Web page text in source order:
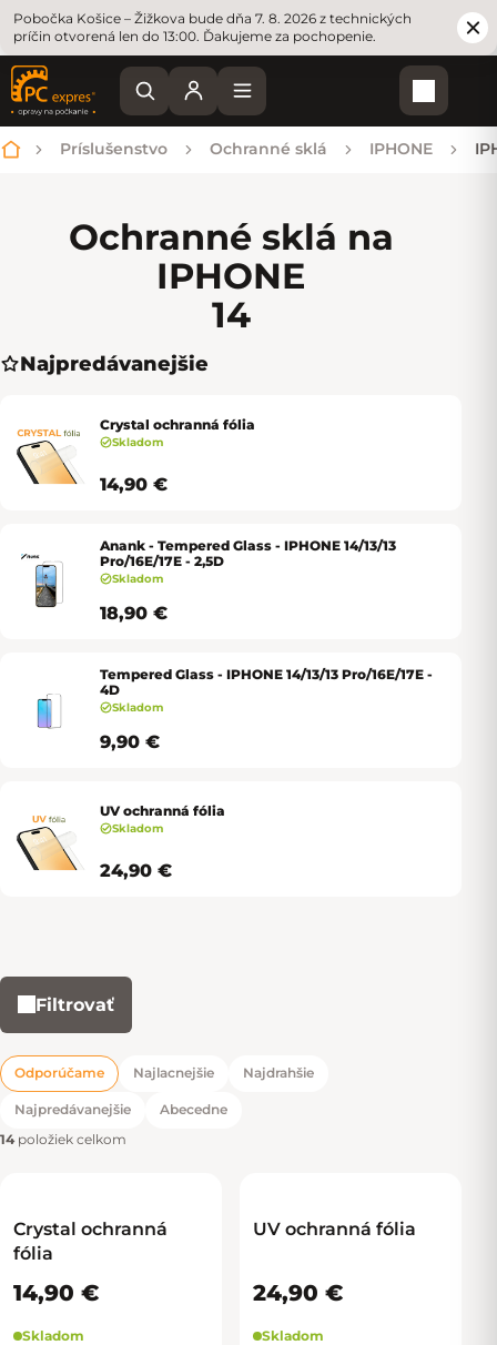
Pobočka Košice – Žižkova bude dňa 7. 8. 2026 z technických
príčin otvorená len do 13:00. Ďakujeme za pochopenie.
Domov
Príslušenstvo Ochranné sklá IPHONE
Ochranné sklá na
IPHONE
14
Najpredávanejšie
Crystal ochranná fólia
Skladom
14,90 €
Anank - Tempered Glass - IPHONE 14/13/13
Pro/16E/17E - 2,5D
Skladom
18,90 €
Tempered Glass - IPHONE 14/13/13 Pro/16E/17E -
4D
Skladom
9,90 €
UV ochranná fólia
Skladom
24,90 €
Filtrovať
Radenie produktov
Odporúčame Najlacnejšie Najdrahšie
Najpredávanejšie
Abecedne
14položiek celkom
Výpis produktov
Crystal ochranná
fólia
14,90 €
Skladom
UV ochranná fólia
24,90 €
Skladom